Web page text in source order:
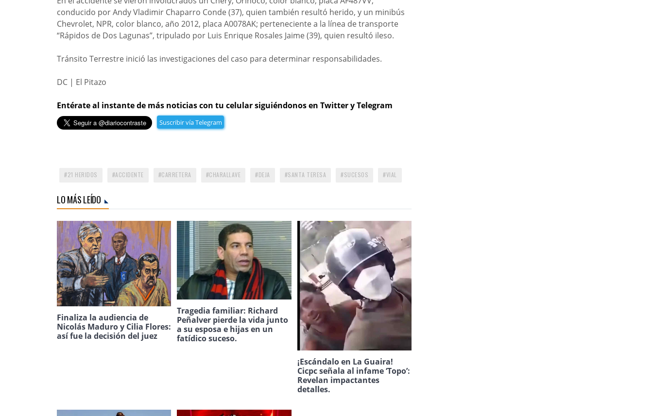
conducido por Andy Vladimir Chaparro Conde (37), quien también resultó herido, y un minibús
Chevrolet, NPR, color blanco, año 2012, placa A0078AK; perteneciente a la línea de transporte
“Rápidos de Dos Lagunas”, tripulado por Luis Enrique Rosales Jaime (39), quien resultó ileso.
Tránsito Terrestre inició las investigaciones del caso para determinar responsabilidades.
DC | El Pitazo
Entérate al instante de más noticias con tu celular siguiéndonos en Twitter y Telegram
Suscribir vía Telegram
21 HERIDOS ACCIDENTE CARRETERA CHARALLAVE DEJA SANTA TERESA SUCESOS VIAL
LO MÁS LEÍDO
Finaliza la audiencia de
Nicolás Maduro y Cilia Flores:
así fue la decisión del juez
Tragedia familiar: Richard
Peñalver pierde la vida junto
a su esposa e hijas en un
fatídico suceso.
¡Escándalo en La Guaira!
Cicpc señala al infame ‘Topo’:
Revelan impactantes
detalles.